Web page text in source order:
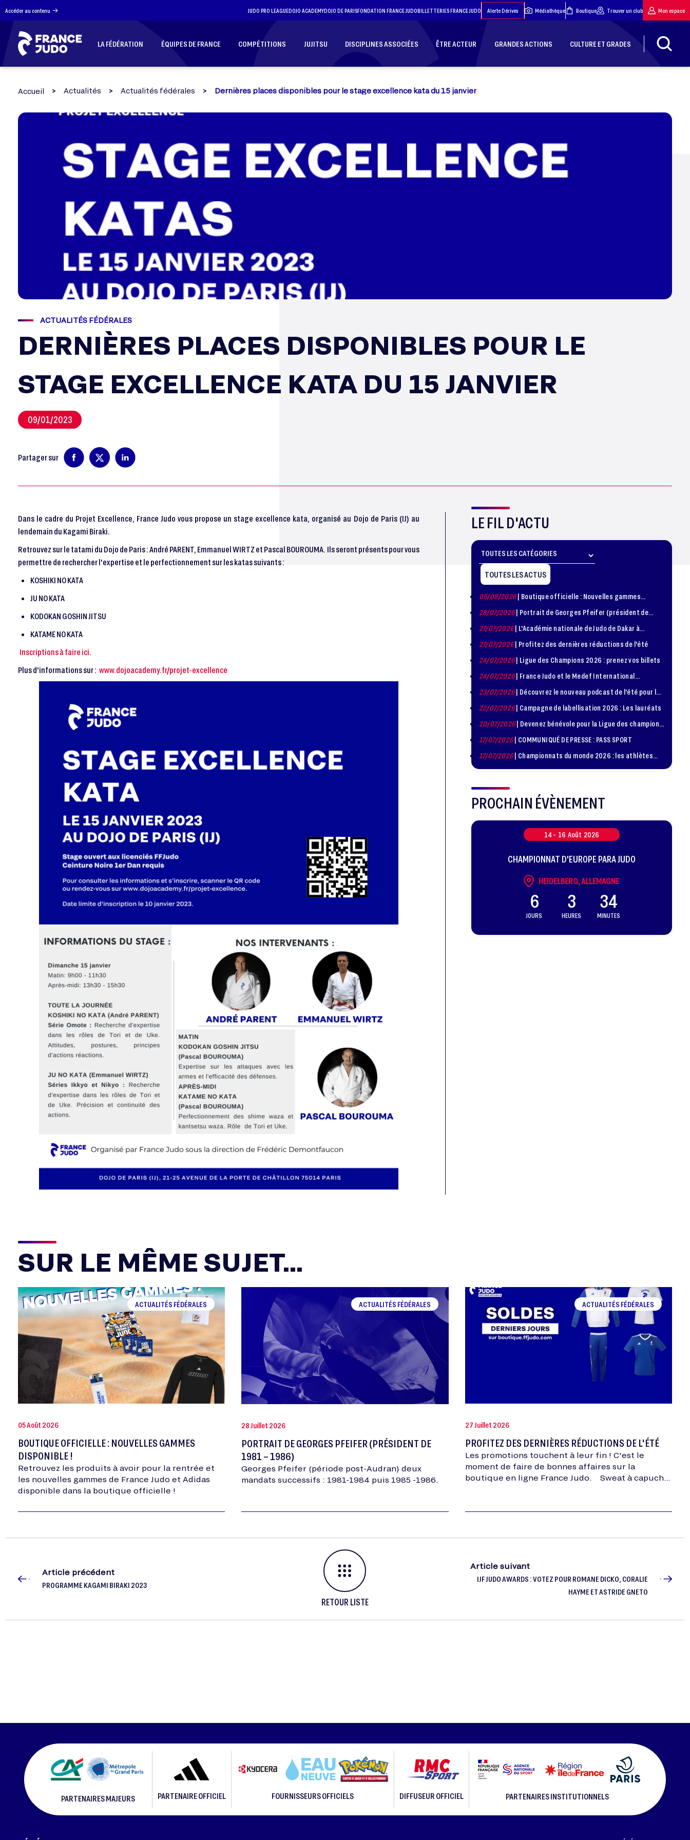
Accéder au contenu JUDO PRO LEAGUEDOJO ACADEMYDOJO DE PARISFONDATION FRANCE JUDOBILLETTERIES FRANCE JUDO Alerte Dérives Médiathèque Boutique Trouver un club Mon espace
LA FÉDÉRATION ÉQUIPES DE FRANCE COMPÉTITIONS JUJITSU DISCIPLINES ASSOCIÉES ÊTRE ACTEUR GRANDES ACTIONS CULTURE ET GRADES
Accueil Actualités Actualités fédérales Dernières places disponibles pour le stage excellence kata du 15 janvier
ACTUALITÉS FÉDÉRALES
DERNIÈRES PLACES DISPONIBLES POUR LE
STAGE EXCELLENCE KATA DU 15 JANVIER
09/01/2023
Partager sur
Dans le cadre du Projet Excellence, France Judo vous propose un stage excellence kata, organisé au Dojo de Paris (IJ) au
lendemain du Kagami Biraki.
Retrouvez sur le tatami du Dojo de Paris : André PARENT, Emmanuel WIRTZ et Pascal BOUROUMA. Ils seront présents pour vous
permettre de rechercher l'expertise et le perfectionnement sur les katas suivants :
KOSHIKI NO KATA
JU NO KATA
KODOKAN GOSHIN JITSU
KATAME NO KATA
Inscriptions à faire ici.
Plus d'informations sur : www.dojoacademy.fr/projet-excellence
LE FIL D'ACTU
TOUTES LES ACTUS
05/08/2026| Boutique officielle : Nouvelles gammes
disponible !
28/07/2026| Portrait de Georges Pfeifer (président de
1981 – 1986)
27/07/2026| L'Académie nationale de Judo de Dakar à
l'honneur
27/07/2026| Profitez des dernières réductions de l'été
24/07/2026| Ligue des Champions 2026 : prenez vos billets
24/07/2026| France Judo et le Medef International
organisent la troisième édition de la Journée de la
23/07/2026| Découvrez le nouveau podcast de l'été pour les
jeunes judokas
22/07/2026| Campagne de labellisation 2026 : Les lauréats
20/07/2026| Devenez bénévole pour la Ligue des champions
de judo à Paris le 24 octobre !
17/07/2026| COMMUNIQUÉ DE PRESSE : PASS SPORT
17/07/2026| Championnats du monde 2026 : les athlètes
sélectionnés
PROCHAIN ÉVÈNEMENT
14 - 16 Août 2026
CHAMPIONNAT D'EUROPE PARA JUDO
HEIDELBERG, ALLEMAGNE
6
JOURS
3
HEURES
34
MINUTES
SUR LE MÊME SUJET...
ACTUALITÉS FÉDÉRALES
05 Août 2026
BOUTIQUE OFFICIELLE : NOUVELLES GAMMES
DISPONIBLE !
Retrouvez les produits à avoir pour la rentrée et
les nouvelles gammes de France Judo et Adidas
disponible dans la boutique officielle !
ACTUALITÉS FÉDÉRALES
28 Juillet 2026
PORTRAIT DE GEORGES PFEIFER (PRÉSIDENT DE
1981 – 1986)
Georges Pfeifer (période post-Audran) deux
mandats successifs : 1981-1984 puis 1985 -1986.
ACTUALITÉS FÉDÉRALES
27 Juillet 2026
PROFITEZ DES DERNIÈRES RÉDUCTIONS DE L'ÉTÉ
Les promotions touchent à leur fin ! C'est le
moment de faire de bonnes affaires sur la
boutique en ligne France Judo. Sweat à capuche
Article précédent
PROGRAMME KAGAMI BIRAKI 2023
RETOUR LISTE
Article suivant
IJF JUDO AWARDS : VOTEZ POUR ROMANE DICKO, CORALIE
HAYME ET ASTRIDE GNETO
PARTENAIRES MAJEURS PARTENAIRE OFFICIEL FOURNISSEURS OFFICIELS DIFFUSEUR OFFICIEL PARTENAIRES INSTITUTIONNELS
Panneau de gestion des cookies